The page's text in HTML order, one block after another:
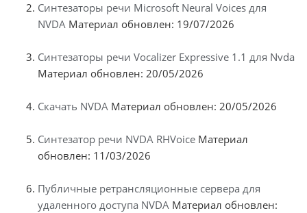
Синтезаторы речи Microsoft Neural Voices для
NVDA Материал обновлен: 19/07/2026
Синтезаторы речи Vocalizer Expressive 1.1 для Nvda
Материал обновлен: 20/05/2026
Скачать NVDA Материал обновлен: 20/05/2026
Синтезатор речи NVDA RHVoice Материал
обновлен: 11/03/2026
Публичные ретрансляционные сервера для
удаленного доступа NVDA Материал обновлен: